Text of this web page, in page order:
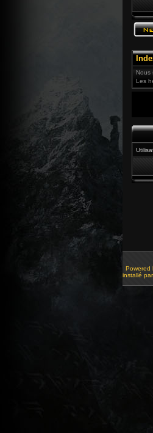
Nous
Les
Powered
installé par